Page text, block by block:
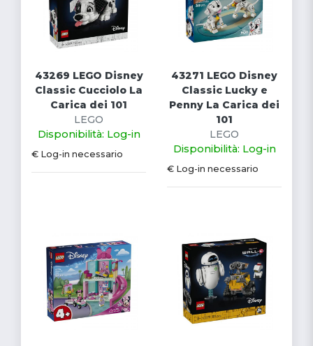
43269 LEGO Disney
Classic Cucciolo La
Carica dei 101
LEGO
Disponibilità: Log-in
€ Log-in necessario
43271 LEGO Disney
Classic Lucky e
Penny La Carica dei
101
LEGO
Disponibilità: Log-in
€ Log-in necessario